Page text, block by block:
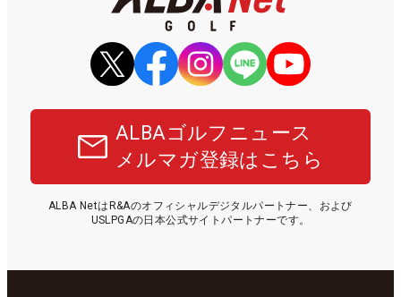
ALBAゴルフニュース
メルマガ登録はこちら
ALBA NetはR&Aのオフィシャルデジタルパートナー、および
USLPGAの日本公式サイトパートナーです。